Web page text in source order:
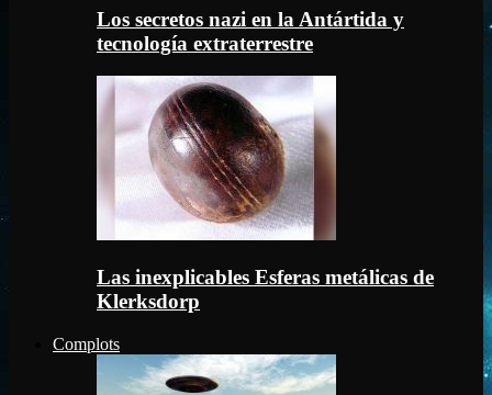
Los secretos nazi en la Antártida y
tecnología extraterrestre
Las inexplicables Esferas metálicas de
Klerksdorp
Complots